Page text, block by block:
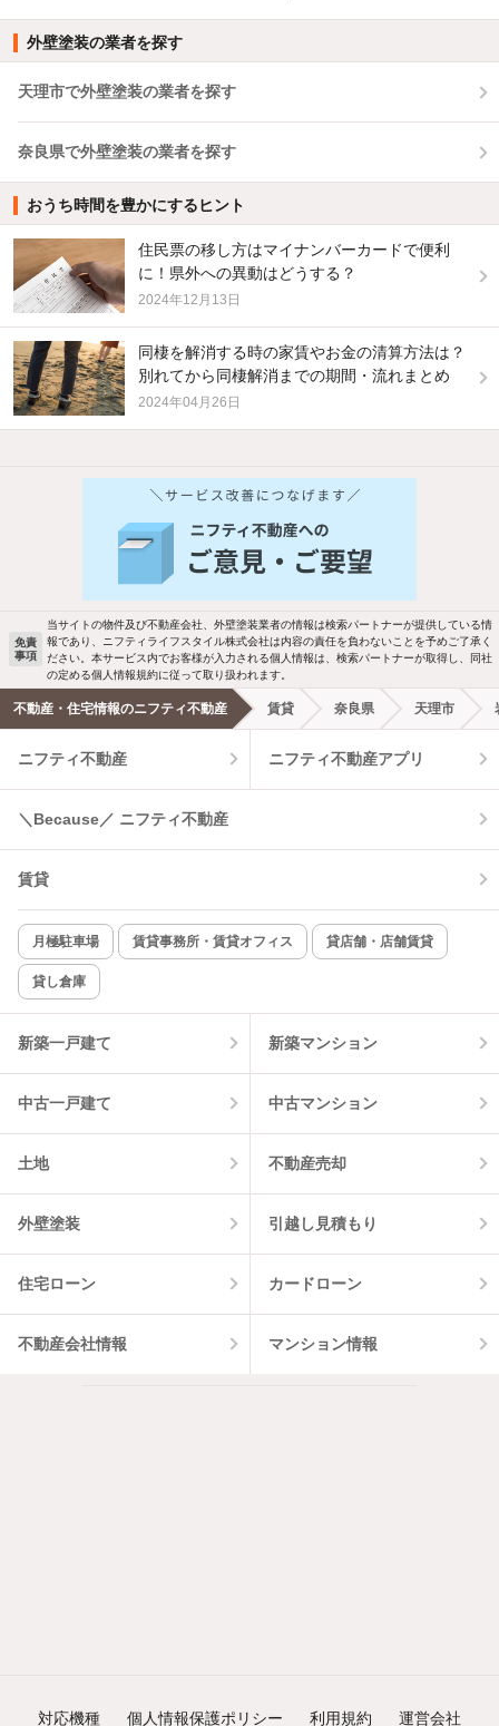
外壁塗装の業者を探す
天理市で外壁塗装の業者を探す
奈良県で外壁塗装の業者を探す
おうち時間を豊かにするヒント
住民票の移し方はマイナンバーカードで便利
に！県外への異動はどうする？
2024年12月13日
同棲を解消する時の家賃やお金の清算方法は？
別れてから同棲解消までの期間・流れまとめ
2024年04月26日
他の人はこんな条件で絞り込んでいます！
バス・トイレ別 2階以上
駐車場あり ペット相談
洗濯機置場あり 独立洗面台
エアコンあり 都市ガス
温水洗浄便座 オートロック
コンロ2口以上
新着のみ インターネット無料
該当件数:
6
新着物件メール通知
検索中の条件の新着物件情報をいち早く
新着メール通知を受け取る
免責
事項
当サイトの物件及び不動産会社、外壁塗装業者の情報は検索パートナーが提供している情
報であり、ニフティライフスタイル株式会社は内容の責任を負わないことを予めご了承く
ださい。本サービス内でお客様が入力される個人情報は、検索パートナーが取得し、同社
の定める個人情報規約に従って取り扱われます。
不動産・住宅情報のニフティ不動産 賃貸 奈良県 天理市
ニフティ不動産 ニフティ不動産アプリ
＼Because／ ニフティ不動産
賃貸
月極駐車場 賃貸事務所・賃貸オフィス 貸店舗・店舗賃貸
貸し倉庫
新築一戸建て 新築マンション
中古一戸建て 中古マンション
土地 不動産売却
外壁塗装 引越し見積もり
住宅ローン カードローン
不動産会社情報 マンション情報
対応機種 個人情報保護ポリシー 利用規約 運営会社